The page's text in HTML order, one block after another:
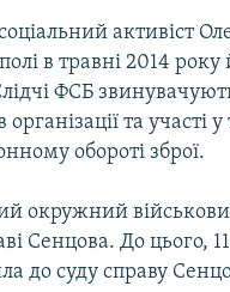
активіст
в травні 2014
ФСБ
та участі
обороті зброї.
окружний
Сенцова. До цього,
до суду справу